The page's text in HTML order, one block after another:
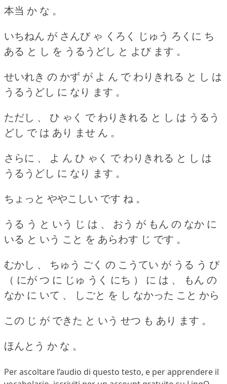
本当 か な 。
いちねん が さんび ゃ くろく じゅう ろくに ち
ある と し を うるうどし と よび ます 。
せいれき の かず が よ ん で わりきれる と し は
うるうどし に なり ます 。
ただし 、 ひ ゃく で わりきれる と し は うるう
どし で は あり ませ ん 。
さらに 、 よ ん ひ ゃく で わりきれる と し は
うるうどし に なり ます 。
ちょっと ややこしい です ね 。
うる う と いう じ は 、 おう が もん の なか に
いる と いう こと を あらわす じ です 。
むかし 、 ちゅう ごく の こうてい が うる う び
（ にが つ に じゅ うく にち ） に は 、 もん の
なか に いて 、 しごと を し なかった こと から
この じ が できた と いう せつ も あり ます 。
ほんとう か な 。
Per ascoltare l’audio di questo testo, e per apprendere il